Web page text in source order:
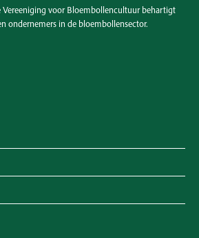
Vereeniging voor Bloembollencultuur behartigt
ondernemers in de bloembollensector.